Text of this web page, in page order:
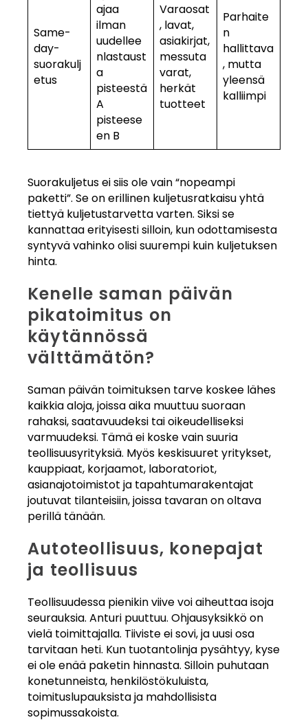
Same-
day-
suorakulj
etus
ajaa
ilman
uudellee
nlastaust
a
pisteestä
A
pisteese
en B
Varaosat
, lavat,
asiakirjat,
messuta
varat,
herkät
tuotteet
Parhaite
n
hallittava
, mutta
yleensä
kalliimpi
Suorakuljetus ei siis ole vain “nopeampi
paketti”. Se on erillinen kuljetusratkaisu yhtä
tiettyä kuljetustarvetta varten. Siksi se
kannattaa erityisesti silloin, kun odottamisesta
syntyvä vahinko olisi suurempi kuin kuljetuksen
hinta.
Kenelle saman päivän
pikatoimitus on
käytännössä
välttämätön?
Saman päivän toimituksen tarve koskee lähes
kaikkia aloja, joissa aika muuttuu suoraan
rahaksi, saatavuudeksi tai oikeudelliseksi
varmuudeksi. Tämä ei koske vain suuria
teollisuusyrityksiä. Myös keskisuuret yritykset,
kauppiaat, korjaamot, laboratoriot,
asianajotoimistot ja tapahtumarakentajat
joutuvat tilanteisiin, joissa tavaran on oltava
perillä tänään.
Autoteollisuus, konepajat
ja teollisuus
Teollisuudessa pienikin viive voi aiheuttaa isoja
seurauksia. Anturi puuttuu. Ohjausyksikkö on
vielä toimittajalla. Tiiviste ei sovi, ja uusi osa
tarvitaan heti. Kun tuotantolinja pysähtyy, kyse
ei ole enää paketin hinnasta. Silloin puhutaan
konetunneista, henkilöstökuluista,
toimituslupauksista ja mahdollisista
sopimussakoista.